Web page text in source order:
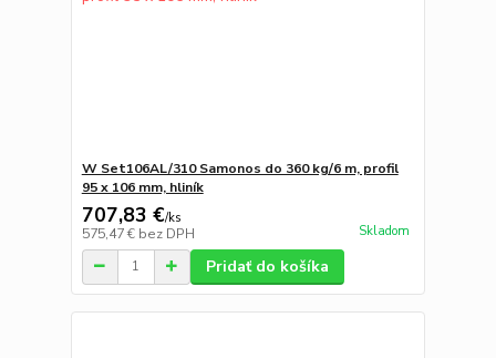
W Set106AL/310 Samonos do 360 kg/6 m, profil
95 x 106 mm, hliník
707,83 €/ks
575,47 € bez DPH Skladom
Pridať do košíka